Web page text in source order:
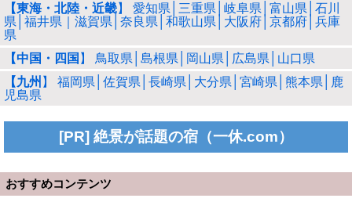
【東海・北陸・近畿】 愛知県│三重県│岐阜県│富山県│石川
県│福井県｜滋賀県│奈良県│和歌山県│大阪府│京都府│兵庫
県
【中国・四国 】 鳥取県│島根県│岡山県│広島県│山口県
【九州 】 福岡県│佐賀県│長崎県│大分県│宮崎県│熊本県│鹿
児島県
[PR] 絶景が話題の宿（一休.com）
おすすめコンテンツ